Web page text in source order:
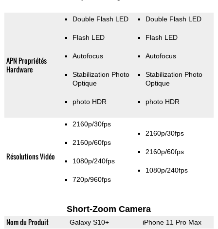
APN Propriétés
Hardware
Double Flash LED
Flash LED
Autofocus
Stabilization Photo
Optique
photo HDR
Double Flash LED
Flash LED
Autofocus
Stabilization Photo
Optique
photo HDR
Résolutions Vidéo
2160p/30fps
2160p/60fps
1080p/240fps
720p/960fps
2160p/30fps
2160p/60fps
1080p/240fps
Short-Zoom Camera
Nom du Produit Galaxy S10+ iPhone 11 Pro Max